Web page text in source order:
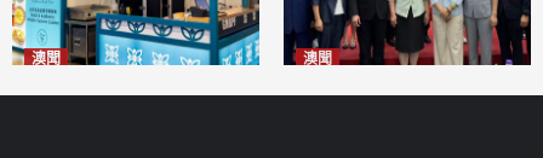
澳聞 澳聞